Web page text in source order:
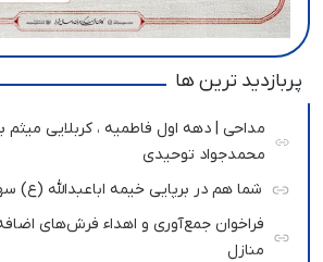
پربازدید ترین ها
مداحی | دهه اول فاطمیه ، کربلایی میثم
محمدجواد توحیدی
شما هم در برپایی خیمه اباعبدالله (ع)
فراخوان جمع‌آوری و اهداء فرش‌های
منازل